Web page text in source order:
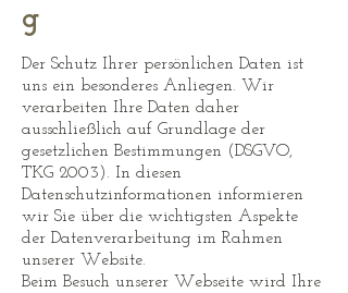
g
Der Schutz Ihrer persönlichen Daten ist
uns ein besonderes Anliegen. Wir
verarbeiten Ihre Daten daher
ausschließlich auf Grundlage der
gesetzlichen Bestimmungen (DSGVO,
TKG 2003). In diesen
Datenschutzinformationen informieren
wir Sie über die wichtigsten Aspekte
der Datenverarbeitung im Rahmen
unserer Website.
Beim Besuch unserer Webseite wird Ihre